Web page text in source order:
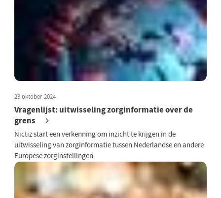
23 oktober 2024
Vragenlijst: uitwisseling zorginformatie over de
grens
Nictiz start een verkenning om inzicht te krijgen in de
uitwisseling van zorginformatie tussen Nederlandse en andere
Europese zorginstellingen.